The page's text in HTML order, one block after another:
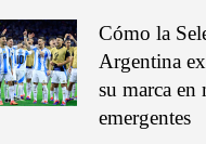
Cómo la
Argentina
su marca en
emergentes